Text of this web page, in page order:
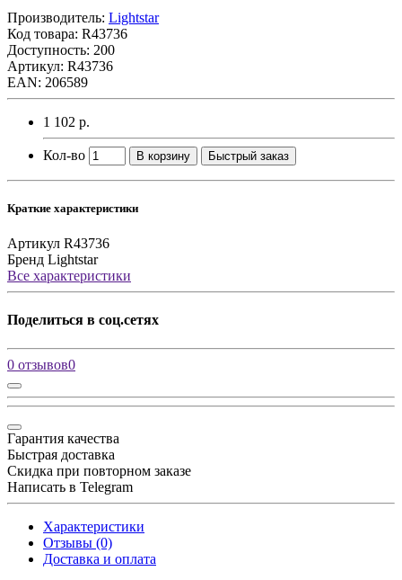
Производитель: Lightstar
Код товара: R43736
Доступность: 200
Артикул: R43736
EAN: 206589
1 102 р.
Кол-во В корзину Быстрый заказ
Краткие характеристики
Артикул R43736
Бренд Lightstar
Все характеристики
Поделиться в соц.сетях
0 отзывов0
Гарантия качества
Быстрая доставка
Скидка при повторном заказе
Написать в Telegram
Характеристики
Отзывы (0)
Доставка и оплата